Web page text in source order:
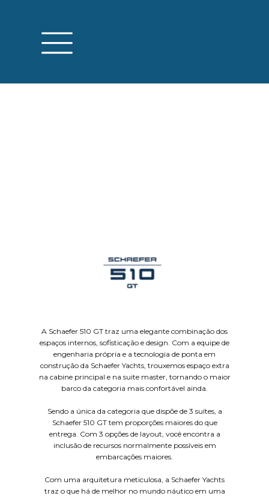
A Schaefer 510 GT traz uma elegante combinação dos
espaços internos, sofisticação e design. Com a equipe de
engenharia própria e a tecnologia de ponta em
construção da Schaefer Yachts, trouxemos espaço extra
na cabine principal e na suite master, tornando o maior
barco da categoria mais confortável ainda.
Sendo a única da categoria que dispõe de 3 suítes, a
Schaefer 510 GT tem proporções maiores do que
entrega. Com 3 opções de layout, você encontra a
inclusão de recursos normalmente possíveis em
embarcações maiores.
Com uma arquitetura meticulosa, a Schaefer Yachts
traz o que há de melhor no mundo náutico em uma